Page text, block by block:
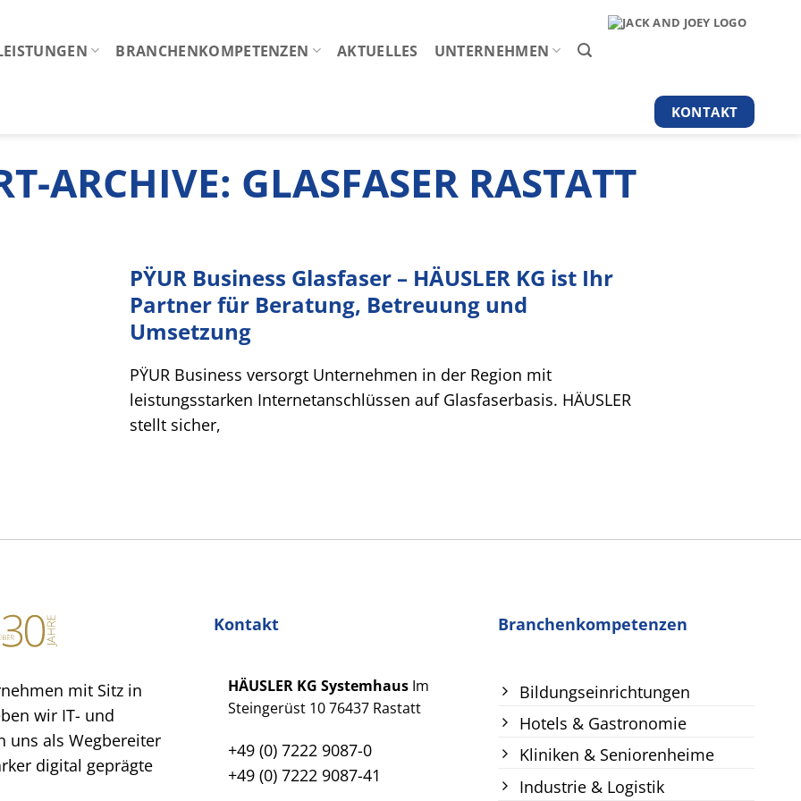
BRANCHENKOMPETENZEN AKTUELLES UNTERNEHMEN
KONTAKT
ARCHIVE: GLASFASER RASTATT
PŸUR Business Glasfaser – HÄUSLER KG ist Ihr
Partner für Beratung, Betreuung und
Umsetzung
PŸUR Business versorgt Unternehmen in der Region mit
leistungsstarken Internetanschlüssen auf Glasfaserbasis. HÄUSLER
stellt sicher,
mit Sitz in
wir IT- und
uns als Wegbereiter
digital geprägte
Kontakt
HÄUSLER KG Systemhaus Im
Steingerüst 10 76437 Rastatt
+49 (0) 7222 9087-0
+49 (0) 7222 9087-41
Branchenkompetenzen
Bildungseinrichtungen
Hotels & Gastronomie
Kliniken & Seniorenheime
Industrie & Logistik